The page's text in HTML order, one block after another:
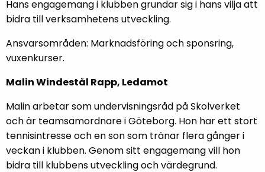
Hans engagemang i klubben grundar sig i hans vilja att
bidra till verksamhetens utveckling.
Ansvarsområden: Marknadsföring och sponsring,
vuxenkurser.
Malin Windestål Rapp, Ledamot
Malin arbetar som undervisningsråd på Skolverket
och är teamsamordnare i Göteborg. Hon har ett stort
tennisintresse och en son som tränar flera gånger i
veckan i klubben. Genom sitt engagemang vill hon
bidra till klubbens utveckling och värdegrund.